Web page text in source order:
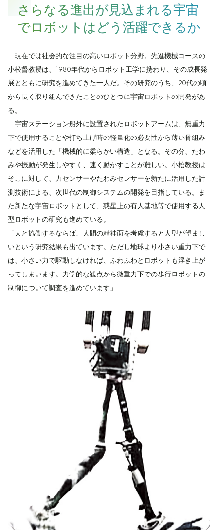
さらなる進出が見込まれる宇宙
でロボットはどう活躍できるか
現在では社会的な注目の高いロボット分野。先進機械コースの
小松督教授は、1980年代からロボット工学に携わり、その成長発
展とともに研究を進めてきた一人だ。その研究のうち、20代の頃
から長く取り組んできたことのひとつに宇宙ロボットの開発があ
る。
宇宙ステーション船外に設置されたロボットアームは、無重力
下で使用することや打ち上げ時の軽量化の必要性から薄い骨組み
などを活用した「機械的に柔らかい構造」となる。その分、たわ
みや振動が発生しやすく、速く動かすことが難しい。小松教授は
そこに対して、力センサーやたわみセンサーを新たに活用した計
測技術による、次世代の制御システムの開発を目指している。ま
た新たな宇宙ロボットとして、惑星上の有人基地等で使用する人
型ロボットの研究も進めている。
「人と協働するならば、人間の精神面を考慮すると人型が望まし
いという研究結果も出ています。ただし地球より小さい重力下で
は、小さい力で駆動しなければ、ふわふわとロボットも浮き上が
ってしまいます。力学的な観点から微重力下での歩行ロボットの
制御について調査を進めています」